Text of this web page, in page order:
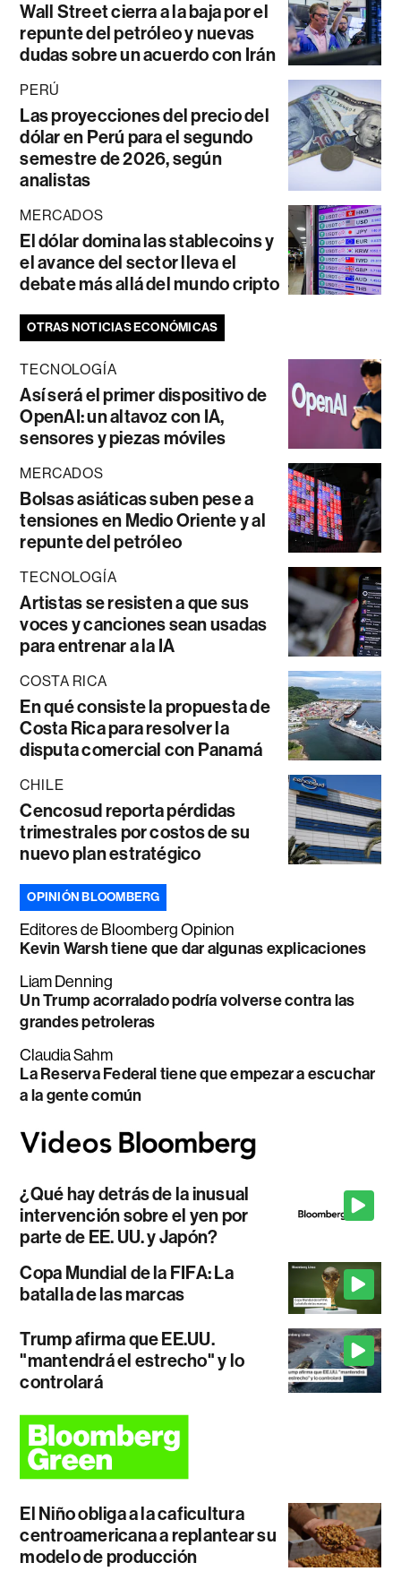
Wall Street cierra a la baja por el
repunte del petróleo y nuevas
dudas sobre un acuerdo con Irán
PERÚ
Las proyecciones del precio del
dólar en Perú para el segundo
semestre de 2026, según
analistas
MERCADOS
El dólar domina las stablecoins y
el avance del sector lleva el
debate más allá del mundo cripto
OTRAS NOTICIAS ECONÓMICAS
TECNOLOGÍA
Así será el primer dispositivo de
OpenAI: un altavoz con IA,
sensores y piezas móviles
MERCADOS
Bolsas asiáticas suben pese a
tensiones en Medio Oriente y al
repunte del petróleo
TECNOLOGÍA
Artistas se resisten a que sus
voces y canciones sean usadas
para entrenar a la IA
COSTA RICA
En qué consiste la propuesta de
Costa Rica para resolver la
disputa comercial con Panamá
CHILE
Cencosud reporta pérdidas
trimestrales por costos de su
nuevo plan estratégico
OPINIÓN BLOOMBERG
Editores de Bloomberg Opinion
Kevin Warsh tiene que dar algunas explicaciones
Liam Denning
Un Trump acorralado podría volverse contra las
grandes petroleras
Claudia Sahm
La Reserva Federal tiene que empezar a escuchar
a la gente común
¿Qué hay detrás de la inusual
intervención sobre el yen por
parte de EE. UU. y Japón?
Copa Mundial de la FIFA: La
batalla de las marcas
Trump afirma que EE.UU.
"mantendrá el estrecho" y lo
controlará
El Niño obliga a la caficultura
centroamericana a replantear su
modelo de producción